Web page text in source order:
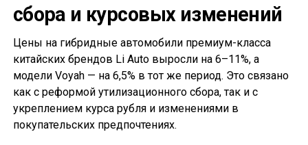
сбора и курсовых изменений
Цены на гибридные автомобили премиум-класса
китайских брендов Li Auto выросли на 6–11%, а
модели Voyah — на 6,5% в тот же период. Это связано
как с реформой утилизационного сбора, так и с
укреплением курса рубля и изменениями в
покупательских предпочтениях.